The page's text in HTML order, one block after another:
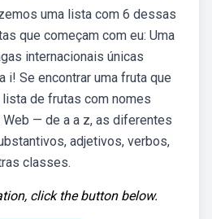
uma lista com 6 dessas
que começam com eu: Uma
internacionais únicas
i! Se encontrar uma fruta que
de frutas com nomes
— de a a z, as diferentes
adjetivos, verbos,
classes.
click the button below.